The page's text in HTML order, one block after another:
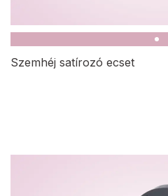
Szemhéj satírozó ecset